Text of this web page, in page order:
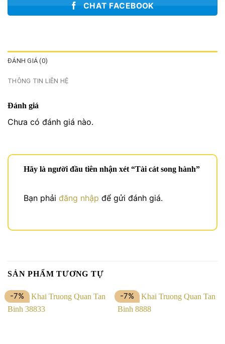
CHAT FACEBOOK
ĐÁNH GIÁ (0)
THÔNG TIN LIÊN HỆ
Đánh giá
Chưa có đánh giá nào.
Hãy là người đầu tiên nhận xét “Tài cát song hành”
Bạn phải đăng nhập để gửi đánh giá.
SẢN PHẨM TƯƠNG TỰ
-7% -7%